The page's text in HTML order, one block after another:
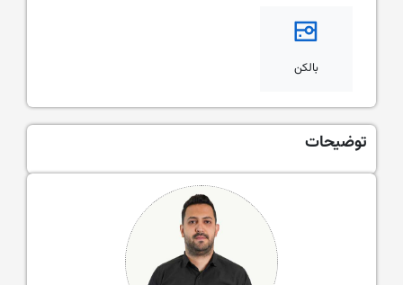
بالکن
توضیحات